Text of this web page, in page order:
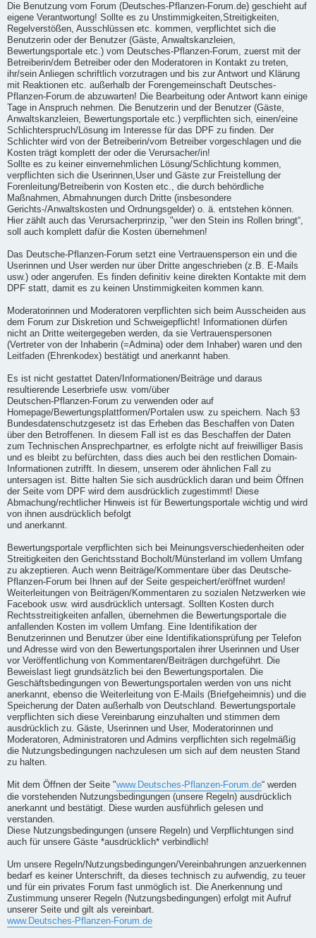
Die Benutzung vom Forum (Deutsches-Pflanzen-Forum.de) geschieht auf
eigene Verantwortung! Sollte es zu Unstimmigkeiten,Streitigkeiten,
Regelverstößen, Ausschlüssen etc. kommen, verpflichtet sich die
Benutzerin oder der Benutzer (Gäste, Anwaltskanzleien,
Bewertungsportale etc.) vom Deutsches-Pflanzen-Forum, zuerst mit der
Betreiberin/dem Betreiber oder den Moderatoren in Kontakt zu treten,
ihr/sein Anliegen schriftlich vorzutragen und bis zur Antwort und Klärung
mit Reaktionen etc. außerhalb der Forengemeinschaft Deutsches-
Pflanzen-Forum.de abzuwarten! Die Bearbeitung oder Antwort kann einige
Tage in Anspruch nehmen. Die Benutzerin und der Benutzer (Gäste,
Anwaltskanzleien, Bewertungsportale etc.) verpflichten sich, einen/eine
Schlichterspruch/Lösung im Interesse für das DPF zu finden. Der
Schlichter wird von der Betreiberin/vom Betreiber vorgeschlagen und die
Kosten trägt komplett der oder die Verursacher/in!
Sollte es zu keiner einvernehmlichen Lösung/Schlichtung kommen,
verpflichten sich die Userinnen,User und Gäste zur Freistellung der
Forenleitung/Betreiberin von Kosten etc., die durch behördliche
Maßnahmen, Abmahnungen durch Dritte (insbesondere
Gerichts-/Anwaltskosten und Ordnungsgelder) o. ä. entstehen können.
Hier zählt auch das Verursacherprinzip, "wer den Stein ins Rollen bringt“,
soll auch komplett dafür die Kosten übernehmen!
Das Deutsche-Pflanzen-Forum setzt eine Vertrauensperson ein und die
Userinnen und User werden nur über Dritte angeschrieben (z.B. E-Mails
usw.) oder angerufen. Es finden definitiv keine direkten Kontakte mit dem
DPF statt, damit es zu keinen Unstimmigkeiten kommen kann.
Moderatorinnen und Moderatoren verpflichten sich beim Ausscheiden aus
dem Forum zur Diskretion und Schweigepflicht! Informationen dürfen
nicht an Dritte weitergegeben werden, da sie Vertrauenspersonen
(Vertreter von der Inhaberin (=Admina) oder dem Inhaber) waren und den
Leitfaden (Ehrenkodex) bestätigt und anerkannt haben.
Es ist nicht gestattet Daten/Informationen/Beiträge und daraus
resultierende Leserbriefe usw. vom/über
Deutschen-Pflanzen-Forum zu verwenden oder auf
Homepage/Bewertungsplattformen/Portalen usw. zu speichern. Nach §3
Bundesdatenschutzgesetz ist das Erheben das Beschaffen von Daten
über den Betroffenen. In diesem Fall ist es das Beschaffen der Daten
zum Technischen Ansprechpartner, es erfolgte nicht auf freiwilliger Basis
und es bleibt zu befürchten, dass dies auch bei den restlichen Domain-
Informationen zutrifft. In diesem, unserem oder ähnlichen Fall zu
untersagen ist. Bitte halten Sie sich ausdrücklich daran und beim Öffnen
der Seite vom DPF wird dem ausdrücklich zugestimmt! Diese
Abmachung/rechtlicher Hinweis ist für Bewertungsportale wichtig und wird
von ihnen ausdrücklich befolgt
und anerkannt.
Bewertungsportale verpflichten sich bei Meinungsverschiedenheiten oder
Streitigkeiten den Gerichtsstand Bocholt/Münsterland im vollem Umfang
zu akzeptieren. Auch wenn Beiträge/Kommentare über das Deutsche-
Pflanzen-Forum bei Ihnen auf der Seite gespeichert/eröffnet wurden!
Weiterleitungen von Beiträgen/Kommentaren zu sozialen Netzwerken wie
Facebook usw. wird ausdrücklich untersagt. Sollten Kosten durch
Rechtsstreitigkeiten anfallen, übernehmen die Bewertungsportale die
anfallenden Kosten im vollem Umfang. Eine Identifikation der
Benutzerinnen und Benutzer über eine Identifikationsprüfung per Telefon
und Adresse wird von den Bewertungsportalen ihrer Userinnen und User
vor Veröffentlichung von Kommentaren/Beiträgen durchgeführt. Die
Beweislast liegt grundsätzlich bei den Bewertungsportalen. Die
Geschäftsbedingungen von Bewertungsportalen werden von uns nicht
anerkannt, ebenso die Weiterleitung von E-Mails (Briefgeheimnis) und die
Speicherung der Daten außerhalb von Deutschland. Bewertungsportale
verpflichten sich diese Vereinbarung einzuhalten und stimmen dem
ausdrücklich zu. Gäste, Userinnen und User, Moderatorinnen und
Moderatoren, Administratoren und Admins verpflichten sich regelmäßig
die Nutzungsbedingungen nachzulesen um sich auf dem neusten Stand
zu halten.
Mit dem Öffnen der Seite "www.Deutsches-Pflanzen-Forum.de“ werden
die vorstehenden Nutzungsbedingungen (unsere Regeln) ausdrücklich
anerkannt und bestätigt. Diese wurden ausführlich gelesen und
verstanden.
Diese Nutzungsbedingungen (unsere Regeln) und Verpflichtungen sind
auch für unsere Gäste *ausdrücklich* verbindlich!
Um unsere Regeln/Nutzungsbedingungen/Vereinbahrungen anzuerkennen
bedarf es keiner Unterschrift, da dieses technisch zu aufwendig, zu teuer
und für ein privates Forum fast unmöglich ist. Die Anerkennung und
Zustimmung unserer Regeln (Nutzungsbedingungen) erfolgt mit Aufruf
unserer Seite und gilt als vereinbart.
www.Deutsches-Pflanzen-Forum.de